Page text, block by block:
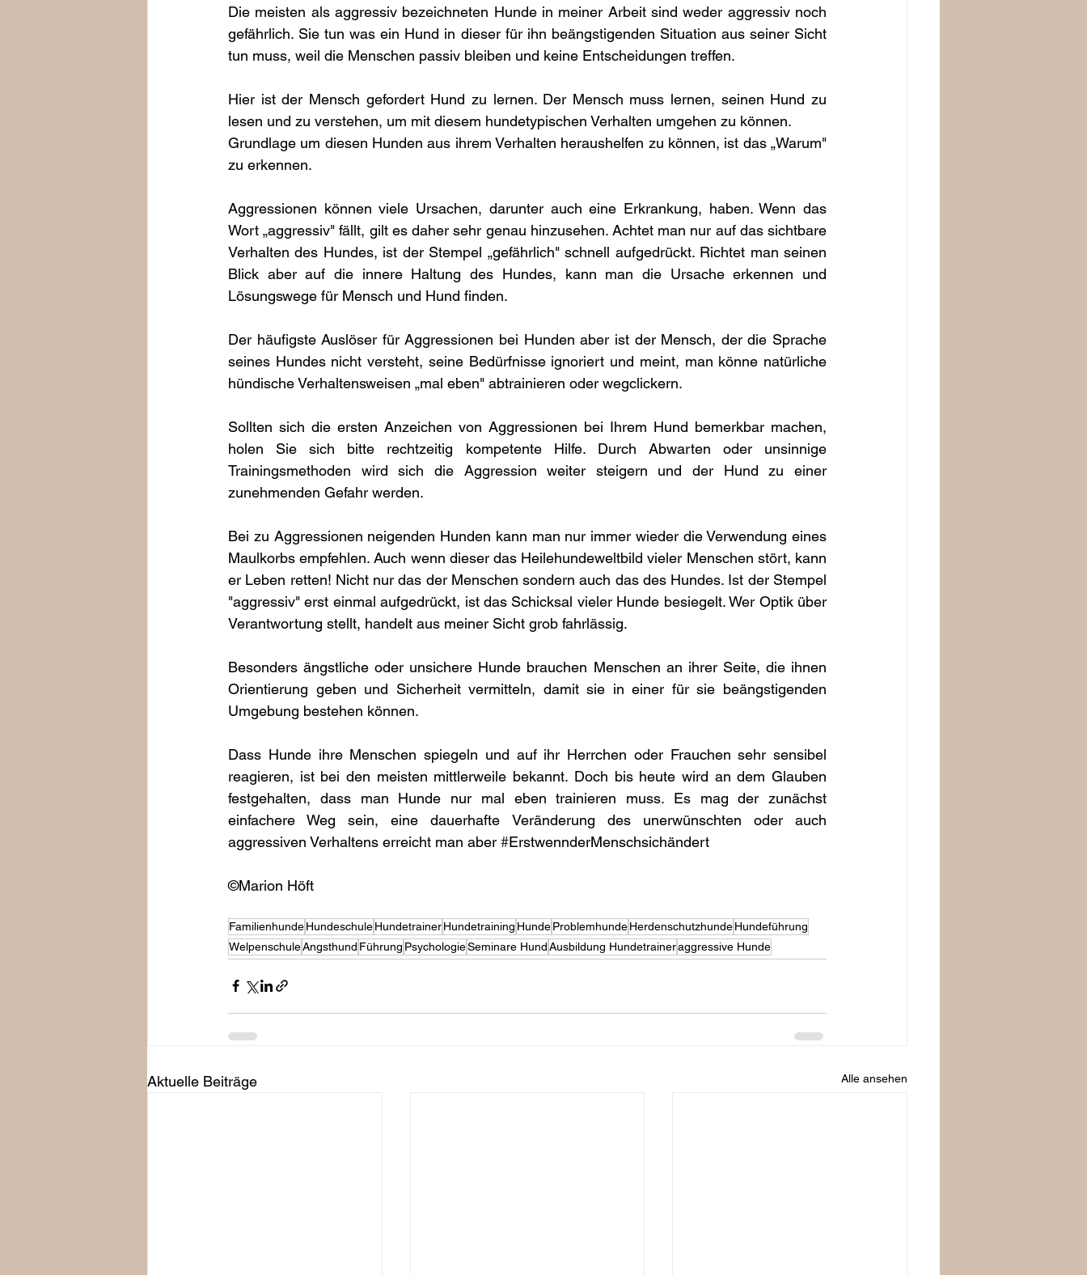
Die meisten als aggressiv bezeichneten Hunde in meiner Arbeit sind weder aggressiv noch
gefährlich. Sie tun was ein Hund in dieser für ihn beängstigenden Situation aus seiner Sicht
tun muss, weil die Menschen passiv bleiben und keine Entscheidungen treffen.
Hier ist der Mensch gefordert Hund zu lernen. Der Mensch muss lernen, seinen Hund zu
lesen und zu verstehen, um mit diesem hundetypischen Verhalten umgehen zu können.
Grundlage um diesen Hunden aus ihrem Verhalten heraushelfen zu können, ist das „Warum"
zu erkennen.
Aggressionen können viele Ursachen, darunter auch eine Erkrankung, haben. Wenn das
Wort „aggressiv" fällt, gilt es daher sehr genau hinzusehen. Achtet man nur auf das sichtbare
Verhalten des Hundes, ist der Stempel „gefährlich" schnell aufgedrückt. Richtet man seinen
Blick aber auf die innere Haltung des Hundes, kann man die Ursache erkennen und
Lösungswege für Mensch und Hund finden.
Der häufigste Auslöser für Aggressionen bei Hunden aber ist der Mensch, der die Sprache
seines Hundes nicht versteht, seine Bedürfnisse ignoriert und meint, man könne natürliche
hündische Verhaltensweisen „mal eben" abtrainieren oder wegclickern.
Sollten sich die ersten Anzeichen von Aggressionen bei Ihrem Hund bemerkbar machen,
holen Sie sich bitte rechtzeitig kompetente Hilfe. Durch Abwarten oder unsinnige
Trainingsmethoden wird sich die Aggression weiter steigern und der Hund zu einer
zunehmenden Gefahr werden.
Bei zu Aggressionen neigenden Hunden kann man nur immer wieder die Verwendung eines
Maulkorbs empfehlen. Auch wenn dieser das Heilehundeweltbild vieler Menschen stört, kann
er Leben retten! Nicht nur das der Menschen sondern auch das des Hundes. Ist der Stempel
"aggressiv" erst einmal aufgedrückt, ist das Schicksal vieler Hunde besiegelt. Wer Optik über
Verantwortung stellt, handelt aus meiner Sicht grob fahrlässig.
Besonders ängstliche oder unsichere Hunde brauchen Menschen an ihrer Seite, die ihnen
Orientierung geben und Sicherheit vermitteln, damit sie in einer für sie beängstigenden
Umgebung bestehen können.
Dass Hunde ihre Menschen spiegeln und auf ihr Herrchen oder Frauchen sehr sensibel
reagieren, ist bei den meisten mittlerweile bekannt. Doch bis heute wird an dem Glauben
festgehalten, dass man Hunde nur mal eben trainieren muss. Es mag der zunächst
einfachere Weg sein, eine dauerhafte Veränderung des unerwünschten oder auch
aggressiven Verhaltens erreicht man aber #ErstwennderMenschsichändert
©️Marion Höft
FamilienhundeHundeschuleHundetrainerHundetraining HundeProblemhundeHerdenschutzhundeHundeführung
WelpenschuleAngsthund Führung PsychologieSeminare HundAusbildung Hundetraineraggressive Hunde
Aktuelle Beiträge Alle ansehen